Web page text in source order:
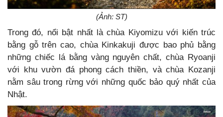
(Ảnh: ST)
Trong đó, nổi bật nhất là chùa Kiyomizu với kiến trúc
bằng gỗ trên cao, chùa Kinkakuji được bao phủ bằng
những chiếc lá bằng vàng nguyên chất, chùa Ryoanji
với khu vườn đá phong cách thiền, và chùa Kozanji
nằm sâu trong rừng với những quốc bảo quý nhất của
Nhật.